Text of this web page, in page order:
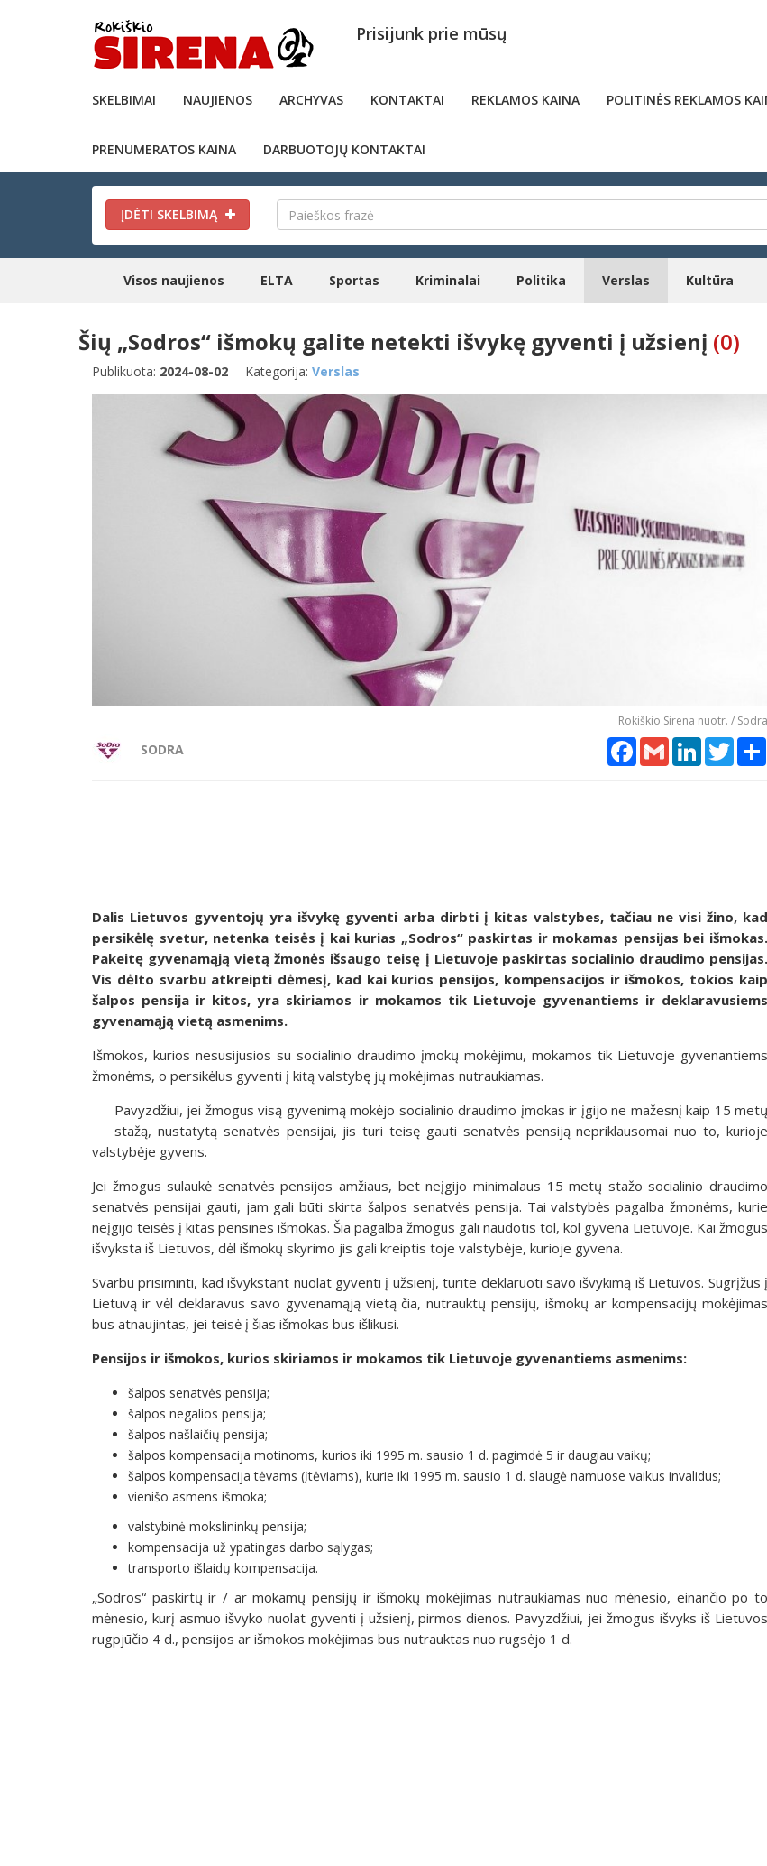
Prisijunk prie mūsų
SKELBIMAI NAUJIENOS ARCHYVAS KONTAKTAI REKLAMOS KAINA POLITINĖS REKLAMOS
PRENUMERATOS KAINA DARBUOTOJŲ KONTAKTAI
ĮDĖTI SKELBIMĄ
Visos naujienos ELTA Sportas Kriminalai Politika Verslas Kultūra
Šių „Sodros“ išmokų galite netekti išvykę gyventi į užsienį (0)
Publikuota: 2024-08-02 Kategorija: Verslas
Rokiškio Sirena nuotr. / Sodra
SODRA Facebook
GmailLinkedInTwitter
Dalis Lietuvos gyventojų yra išvykę gyventi arba dirbti į kitas valstybes, tačiau ne visi žino, kad
persikėlę svetur, netenka teisės į kai kurias „Sodros“ paskirtas ir mokamas pensijas bei išmokas.
Pakeitę gyvenamąją vietą žmonės išsaugo teisę į Lietuvoje paskirtas socialinio draudimo pensijas.
Vis dėlto svarbu atkreipti dėmesį, kad kai kurios pensijos, kompensacijos ir išmokos, tokios kaip
šalpos pensija ir kitos, yra skiriamos ir mokamos tik Lietuvoje gyvenantiems ir deklaravusiems
gyvenamąją vietą asmenims.
Išmokos, kurios nesusijusios su socialinio draudimo įmokų mokėjimu, mokamos tik Lietuvoje gyvenantiems
žmonėms, o persikėlus gyventi į kitą valstybę jų mokėjimas nutraukiamas.
Pavyzdžiui, jei žmogus visą gyvenimą mokėjo socialinio draudimo įmokas ir įgijo ne mažesnį kaip 15 metų
stažą, nustatytą senatvės pensijai, jis turi teisę gauti senatvės pensiją nepriklausomai nuo to, kurioje
valstybėje gyvens.
Jei žmogus sulaukė senatvės pensijos amžiaus, bet neįgijo minimalaus 15 metų stažo socialinio draudimo
senatvės pensijai gauti, jam gali būti skirta šalpos senatvės pensija. Tai valstybės pagalba žmonėms, kurie
neįgijo teisės į kitas pensines išmokas. Šia pagalba žmogus gali naudotis tol, kol gyvena Lietuvoje. Kai žmogus
išvyksta iš Lietuvos, dėl išmokų skyrimo jis gali kreiptis toje valstybėje, kurioje gyvena.
Svarbu prisiminti, kad išvykstant nuolat gyventi į užsienį, turite deklaruoti savo išvykimą iš Lietuvos. Sugrįžus į
Lietuvą ir vėl deklaravus savo gyvenamąją vietą čia, nutrauktų pensijų, išmokų ar kompensacijų mokėjimas
bus atnaujintas, jei teisė į šias išmokas bus išlikusi.
Pensijos ir išmokos, kurios skiriamos ir mokamos tik Lietuvoje gyvenantiems asmenims:
šalpos senatvės pensija;
šalpos negalios pensija;
šalpos našlaičių pensija;
šalpos kompensacija motinoms, kurios iki 1995 m. sausio 1 d. pagimdė 5 ir daugiau vaikų;
šalpos kompensacija tėvams (įtėviams), kurie iki 1995 m. sausio 1 d. slaugė namuose vaikus invalidus;
vienišo asmens išmoka;
valstybinė mokslininkų pensija;
kompensacija už ypatingas darbo sąlygas;
transporto išlaidų kompensacija.
„Sodros“ paskirtų ir / ar mokamų pensijų ir išmokų mokėjimas nutraukiamas nuo mėnesio, einančio po to
mėnesio, kurį asmuo išvyko nuolat gyventi į užsienį, pirmos dienos. Pavyzdžiui, jei žmogus išvyks iš Lietuvos
rugpjūčio 4 d., pensijos ar išmokos mokėjimas bus nutrauktas nuo rugsėjo 1 d.